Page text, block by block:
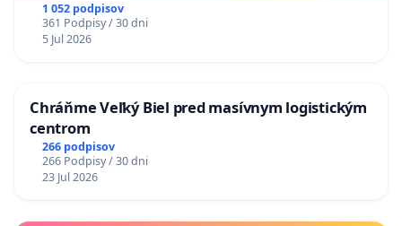
1 052 podpisov
361 Podpisy / 30 dni
5 Jul 2026
Chráňme Veľký Biel pred masívnym logistickým
centrom
266 podpisov
266 Podpisy / 30 dni
23 Jul 2026